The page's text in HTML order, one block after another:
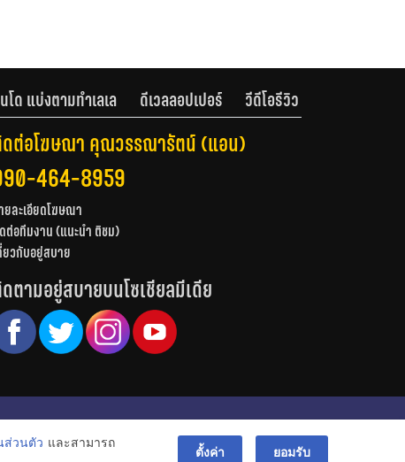
โด แบ่งตามทำเลเล ดีเวลลอปเปอร์ วีดีโอรีวิว
ต่อโฆษณา คุณวรรณารัตน์ (แอน)
464-8959
ยละเอียดโฆษณา
ต่อทีมงาน (แนะนำ ติชม)
ยวกับอยู่สบาย
ตามอยู่สบายบนโซเชียลมีเดีย
© สงวนลิขสิทธิ์ 2556-2564
ส่วนตัว และสามารถ
ตั้งค่า ยอมรับ